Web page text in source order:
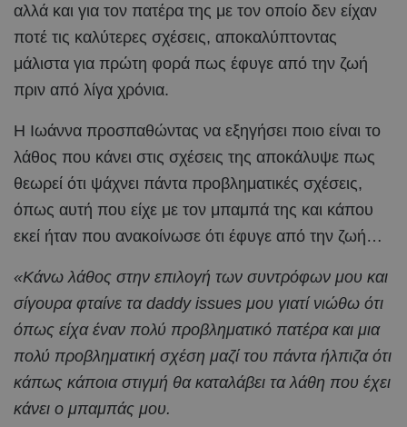
αλλά και για τον πατέρα της με τον οποίο δεν είχαν
ποτέ τις καλύτερες σχέσεις, αποκαλύπτοντας
μάλιστα για πρώτη φορά πως έφυγε από την ζωή
πριν από λίγα χρόνια.
Η Ιωάννα προσπαθώντας να εξηγήσει ποιο είναι το
λάθος που κάνει στις σχέσεις της αποκάλυψε πως
θεωρεί ότι ψάχνει πάντα προβληματικές σχέσεις,
όπως αυτή που είχε με τον μπαμπά της και κάπου
εκεί ήταν που ανακοίνωσε ότι έφυγε από την ζωή…
«Κάνω λάθος στην επιλογή των συντρόφων μου και
σίγουρα φταίνε τα daddy issues μου γιατί νιώθω ότι
όπως είχα έναν πολύ προβληματικό πατέρα και μια
πολύ προβληματική σχέση μαζί του πάντα ήλπιζα ότι
κάπως κάποια στιγμή θα καταλάβει τα λάθη που έχει
κάνει ο μπαμπάς μου.